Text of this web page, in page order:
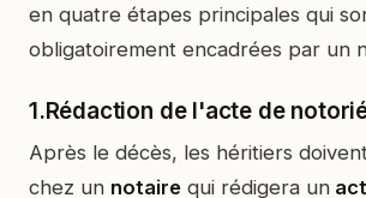
en quatre étapes principales qui
obligatoirement encadrées par un
1.Rédaction de l'acte de
Après le décès, les héritiers
chez un notaire qui rédigera un